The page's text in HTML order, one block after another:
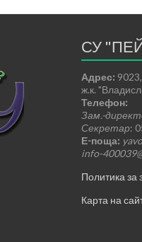
СУ
Адрес:
ж.к.
Телефон:
Зам.-
Секретар:
Е-поща:
info-
Политика за
Карта на